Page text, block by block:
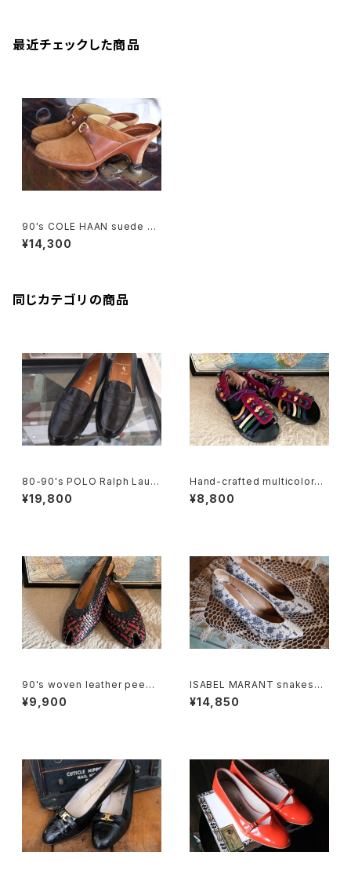
最近チェックした商品
90's COLE HAAN suede he
eled Clogs w/buckles
¥14,300
同じカテゴリの商品
80-90's POLO Ralph Laure
n penny Loafers made in It
aly
¥19,800
Hand-crafted multicolored
leather Sandals
¥8,800
90's woven leather peep t
oe Slingbacks
¥9,900
ISABEL MARANT snakeski
n heeled Pumps
¥14,850